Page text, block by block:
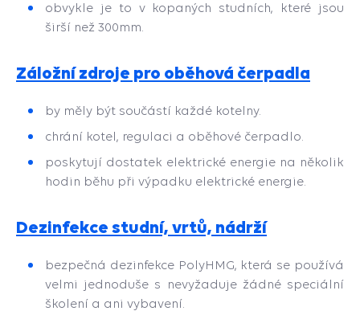
obvykle je to v kopaných studních, které jsou
širší než 300mm.
Záložní zdroje pro oběhová čerpadla
by měly být součástí každé kotelny.
chrání kotel, regulaci a oběhové čerpadlo.
poskytují dostatek elektrické energie na několik
hodin běhu při výpadku elektrické energie.
Dezinfekce studní, vrtů, nádrží
bezpečná dezinfekce PolyHMG, která se používá
velmi jednoduše s nevyžaduje žádné speciální
školení a ani vybavení.